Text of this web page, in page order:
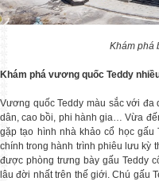
CHÙM TOUR HÀN - NHẬT
Cập nhập lịch khởi hành
CHÙM TOUR HÀN QUỐC TẾT
Chọn hành trình đón tết
Khám phá
Khám phá vương quốc Teddy
Vương quốc Teddy màu sắc với
dân, cao bồi, phi hành gia… Vừa
gặp tạo hình nhà khảo cổ học
chính trong hành trình phiêu lưu kỳ
được phòng trưng bày gấu Teddy
lâu đời nhất trên thế giới. Chú gấu